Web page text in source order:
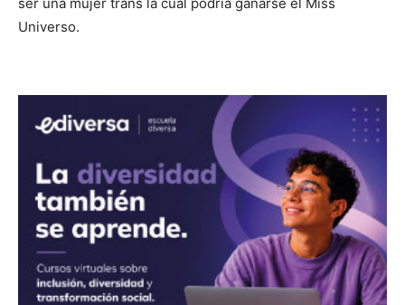
Universo.